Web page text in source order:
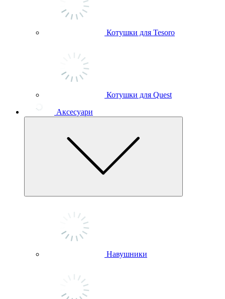
Котушки для Tesoro
Котушки для Quest
Аксесуари
Навушники